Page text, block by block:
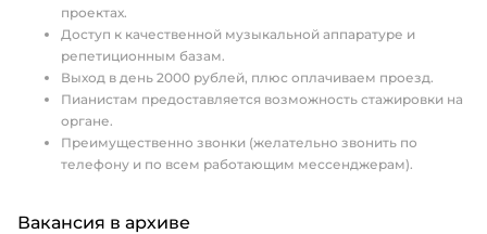
проектах.
Доступ к качественной музыкальной аппаратуре и
репетиционным базам.
Выход в день 2000 рублей, плюс оплачиваем проезд.
Пианистам предоставляется возможность стажировки на
органе.
Преимущественно звонки (желательно звонить по
телефону и по всем работающим мессенджерам).
Вакансия в архиве